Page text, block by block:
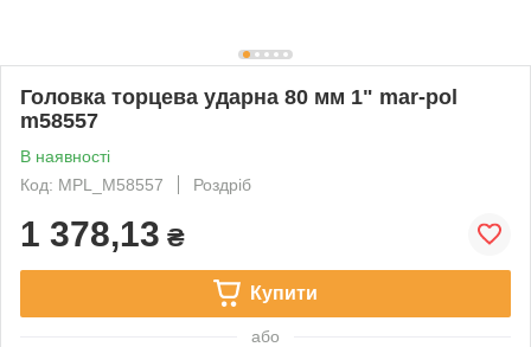
Головка торцева ударна 80 мм 1" mar-pol
m58557
В наявності
Код: MPL_M58557
Роздріб
1 378,13 ₴
Купити
або